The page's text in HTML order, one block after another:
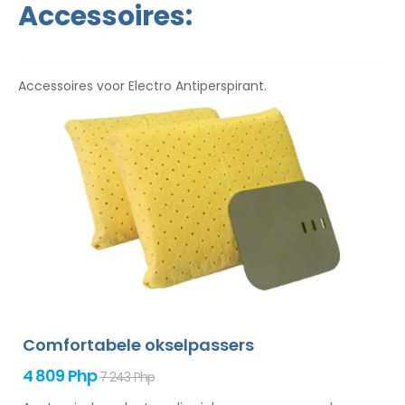
Accessoires:
Accessoires voor Electro Antiperspirant.
Comfortabele okselpassers
4 809 Php7 243 Php